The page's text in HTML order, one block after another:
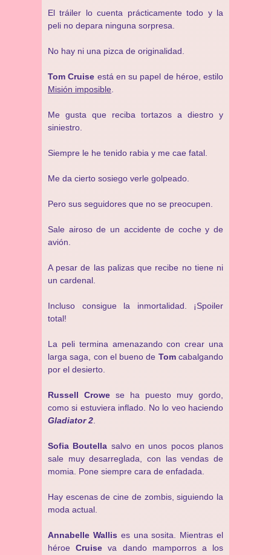
El tráiler lo cuenta prácticamente todo y la
peli no depara ninguna sorpresa.
No hay ni una pizca de originalidad.
Tom Cruise está en su papel de héroe, estilo
Misión imposible
Me gusta que reciba tortazos a diestro y
siniestro.
Siempre le he tenido rabia y me cae fatal.
Me da cierto sosiego verle golpeado.
Pero sus seguidores que no se preocupen.
Sale airoso de un accidente de coche y de
avión.
A pesar de las palizas que recibe no tiene ni
un cardenal.
Incluso consigue la inmortalidad. ¡Spoiler
total!
La peli termina amenazando con crear una
larga saga, con el bueno de Tomcabalgando
por el desierto.
Russell Crowe se ha puesto muy gordo,
como si estuviera inflado. No lo veo haciendo
Gladiator 2
Sofia Boutella salvo en unos pocos planos
sale muy desarreglada, con las vendas de
momia. Pone siempre cara de enfadada.
Hay escenas de cine de zombis, siguiendo la
moda actual.
Annabelle Wallis es una sosita. Mientras el
héroeCruise va dando mamporros a los